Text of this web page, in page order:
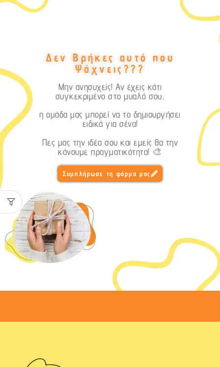
Δεν Βρήκες αυτό που
Ψάχνεις???
Μην ανησυχείς! Αν έχεις κάτι
συγκεκριμένο στο μυαλό σου,
η ομάδα μας μπορεί να το δημιουργήσει
ειδικά για σένα!
Πες μας την ιδέα σου και εμείς θα την
κάνουμε πραγματικότητα! 🎨
Συμπλήρωσε τη φόρμα μας